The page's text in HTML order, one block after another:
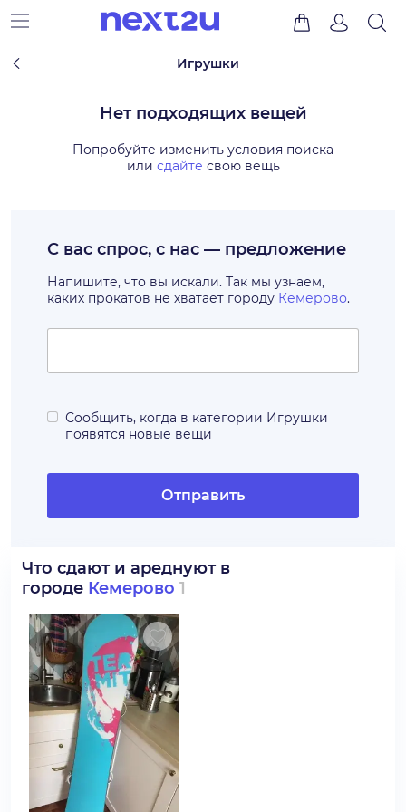
Игрушки
Нет подходящих вещей
Попробуйте изменить условия поиска
или сдайте свою вещь
С вас спрос, с нас — предложение
Напишите, что вы искали. Так мы узнаем,
каких прокатов не хватает городу Кемерово.
Сообщить, когда в категории Игрушки
появятся новые вещи
Отправить
Что сдают и ареднуют в
городе Кемерово 1